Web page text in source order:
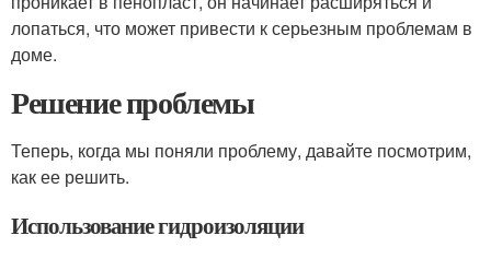
лопаться, что может привести к серьезным проблемам в
доме.
Решение проблемы
Теперь, когда мы поняли проблему, давайте посмотрим,
как ее решить.
Использование гидроизоляции